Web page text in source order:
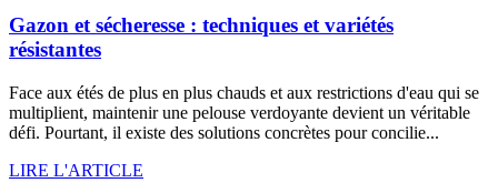
Gazon et sécheresse : techniques et variétés
résistantes
Face aux étés de plus en plus chauds et aux restrictions d'eau qui se
multiplient, maintenir une pelouse verdoyante devient un véritable
défi. Pourtant, il existe des solutions concrètes pour concilie...
LIRE L'ARTICLE